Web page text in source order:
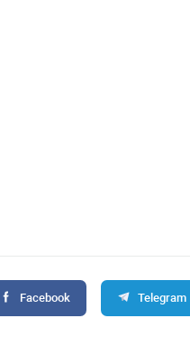
Facebook Telegram